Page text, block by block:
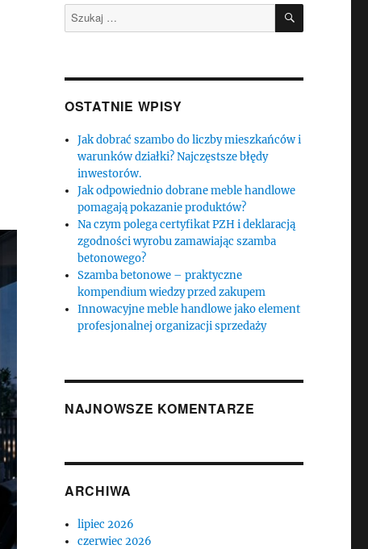
Szukaj: SZUKAJ
OSTATNIE WPISY
Jak dobrać szambo do liczby mieszkańców i
warunków działki? Najczęstsze błędy
inwestorów.
Jak odpowiednio dobrane meble handlowe
pomagają pokazanie produktów?
Na czym polega certyfikat PZH i deklaracją
zgodności wyrobu zamawiając szamba
betonowego?
Szamba betonowe – praktyczne
kompendium wiedzy przed zakupem
Innowacyjne meble handlowe jako element
profesjonalnej organizacji sprzedaży
NAJNOWSZE KOMENTARZE
ARCHIWA
lipiec 2026
czerwiec 2026